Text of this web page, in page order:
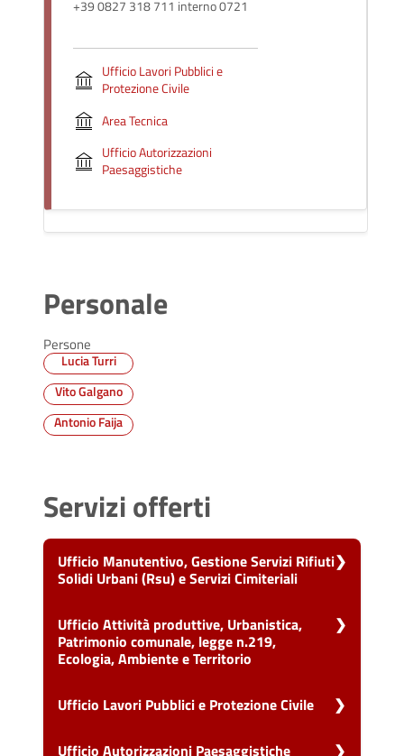
+39 0827 318 711 interno 0721
Ufficio Lavori Pubblici e
Protezione Civile
Area Tecnica
Ufficio Autorizzazioni
Paesaggistiche
Personale
Persone
Lucia Turri
Vito Galgano
Antonio Faija
Servizi offerti
Ufficio Manutentivo, Gestione Servizi Rifiuti
Solidi Urbani (Rsu) e Servizi Cimiteriali
Gestione Servizi Rifiuti Solidi Urbani (Rsu) e
Servizi Cimiteriali
cremazione
estumulazione o traslazione
Ufficio Attività produttive, Urbanistica,
Patrimonio comunale, legge n.219,
Ecologia, Ambiente e Territorio
Urbanistica, Patrimonio comunale, legge
Ufficio Lavori Pubblici e Protezione Civile
Ufficio Autorizzazioni Paesaggistiche